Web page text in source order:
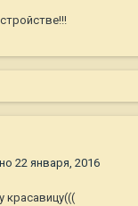
22 января, 2016
красавицу(((